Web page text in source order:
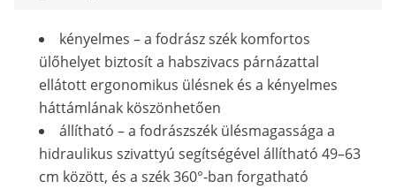
kényelmes – a fodrász szék komfortos
ülőhelyet biztosít a habszivacs párnázattal
ellátott ergonomikus ülésnek és a kényelmes
háttámlának köszönhetően
állítható – a fodrászszék ülésmagassága a
hidraulikus szivattyú segítségével állítható 49–63
cm között, és a szék 360°-ban forgatható